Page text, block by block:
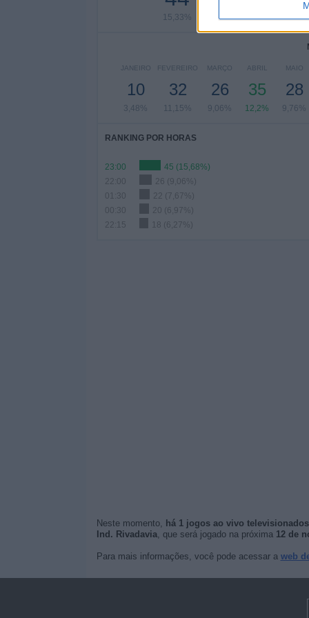
15,33% 11,5%
JANEIRO
10
3,48%
FEVEREIRO
32
11,15%
MARÇO
26
9,06%
ABRIL
35
12,2%
MAIO
28
9,76%
RANKING POR HORAS
23:00
45 (15,68%)
22:00
26 (9,06%)
01:30
22 (7,67%)
00:30
20 (6,97%)
22:15
18 (6,27%)
Neste momento, há 1 jogos ao vivo televisionados
Ind. Rivadavia, que será jogado na próxima 12 de
Para mais informações, você pode acessar a web